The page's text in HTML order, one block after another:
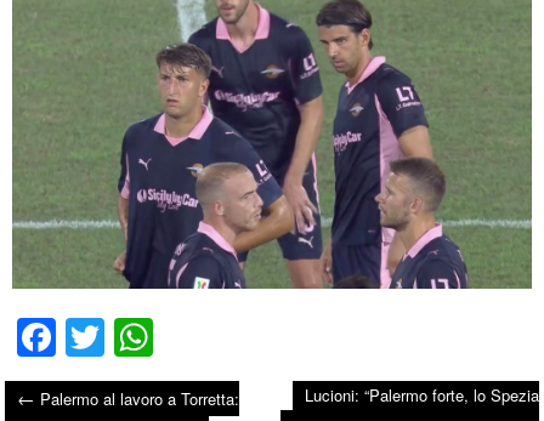
Fa
ce
T
wiha
← Palermo al lavoro a Torretta:
Lucioni: “Palermo forte, lo Spezia